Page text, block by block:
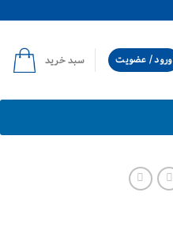
ورود / عضویت سبد خرید